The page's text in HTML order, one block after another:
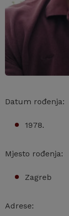
Datum rođenja:
1978.
Mjesto rođenja:
Zagreb
Adrese: